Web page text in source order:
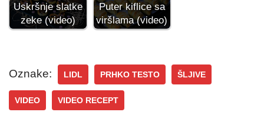
Uskršnje slatke
zeke (video)
Puter kiflice sa
viršlama (video)
Oznake: LIDL PRHKO TESTO ŠLJIVE
VIDEO VIDEO RECEPT